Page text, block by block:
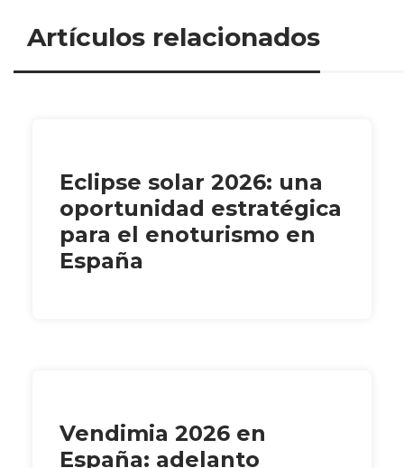
Artículos relacionados
Eclipse solar 2026: una
oportunidad estratégica
para el enoturismo en
España
Vendimia 2026 en
España: adelanto